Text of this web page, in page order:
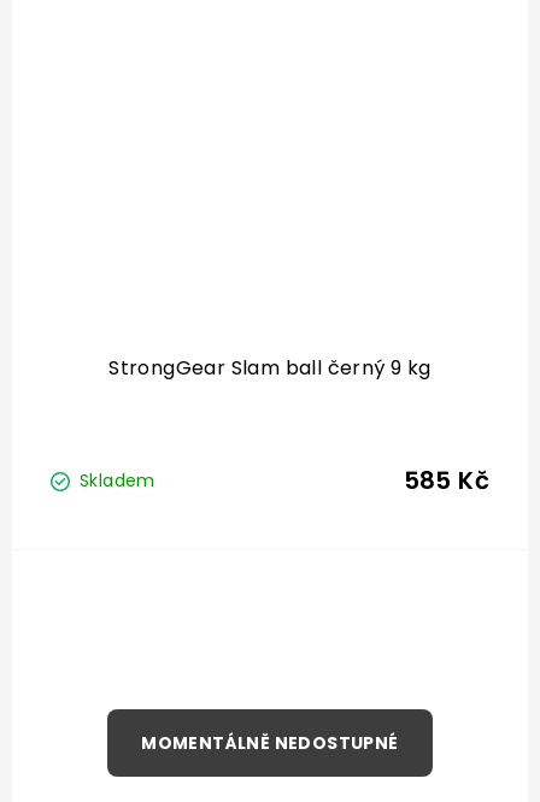
StrongGear Slam ball černý 9 kg
Skladem 585 Kč